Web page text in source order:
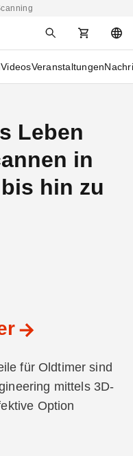
VideosVeranstaltungen
Leben
in
hin zu
für Oldtimer sind
mittels 3D-
Option